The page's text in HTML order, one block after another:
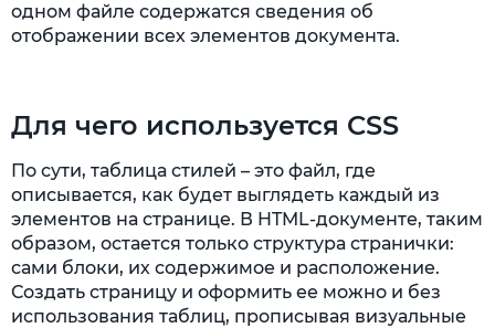
одном файле содержатся сведения об
отображении всех элементов документа.
Для чего используется CSS
По сути, таблица стилей – это файл, где
описывается, как будет выглядеть каждый из
элементов на странице. В HTML-документе, таким
образом, остается только структура странички:
сами блоки, их содержимое и расположение.
Создать страницу и оформить ее можно и без
использования таблиц, прописывая визуальные